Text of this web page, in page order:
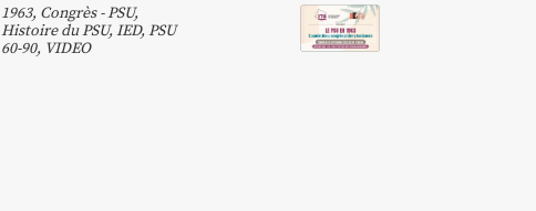
1963, Congrès - PSU,
Histoire du PSU, IED, PSU
60-90, VIDEO